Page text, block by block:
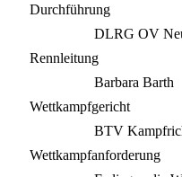
Durchführung
DLRG OV
Rennleitung
Barbara Barth
Wettkampfgericht
BTV
Wettkampfanforderung